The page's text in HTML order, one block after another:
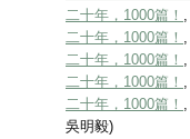
二十年，1000篇！
二十年，1000篇！
二十年，1000篇！
二十年，1000篇！
二十年，1000篇！
吳明毅)